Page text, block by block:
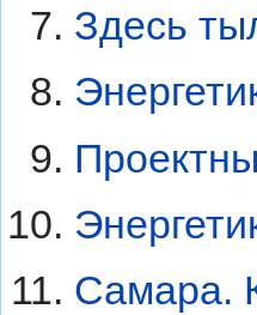
Здесь
Самара.